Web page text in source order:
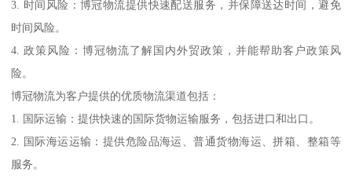
3. 时间风险：博冠物流提供快速配送服务，并保障送达时间，避免
时间风险。
4. 政策风险：博冠物流了解国内外贸政策，并能帮助客户政策风
险。
博冠物流为客户提供的优质物流渠道包括：
1. 国际运输：提供快速的国际货物运输服务，包括进口和出口。
2. 国际海运运输：提供危险品海运、普通货物海运、拼箱、整箱等
服务。